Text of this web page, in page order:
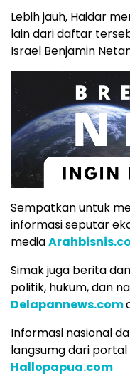
Lebih jauh, Haidar
lain dari daftar
Israel Benjamin
Sempatkan untuk
informasi seputar
media
Simak juga berita
politik, hukum, dan
Delapannews.com
Informasi nasional
langsumg dari
Hallopapua.com